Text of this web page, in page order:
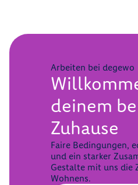
Arbeiten bei degewo
deinem
Zuhause
Faire Bedingungen,
und ein starker
Gestalte mit uns die
Wohnens.